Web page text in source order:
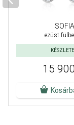
SOFIA
ezüst
15